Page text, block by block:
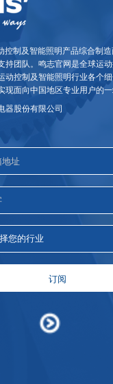
控制及智能照明产品综合制
持团队。鸣志官网是全球运
动控制及智能照明行业各个细
现面向中国地区专业用户的一
器股份有限公司
订阅